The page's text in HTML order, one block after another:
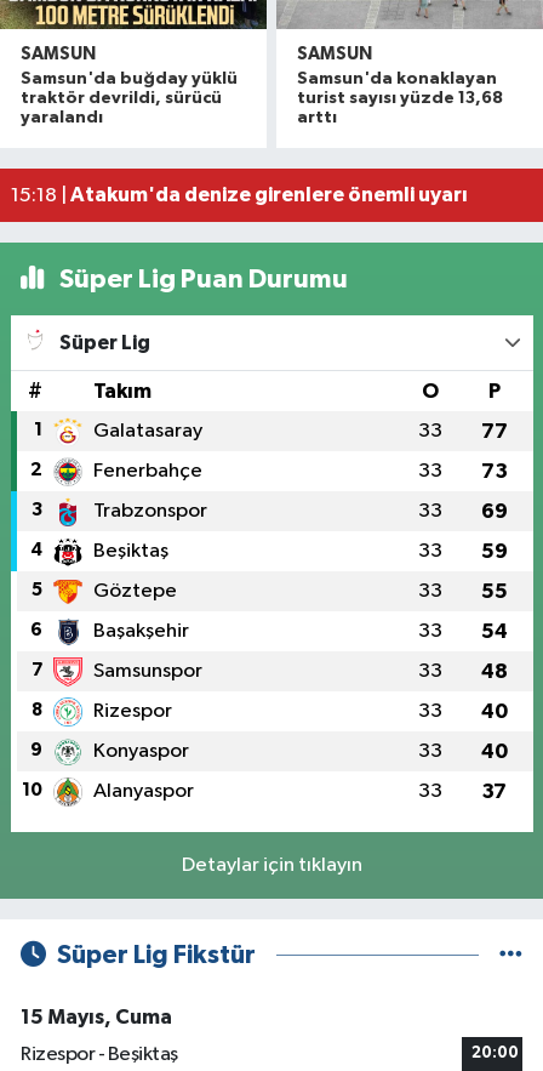
SAMSUN
Samsun'da buğday yüklü
traktör devrildi, sürücü
yaralandı
SAMSUN
Samsun'da konaklayan
turist sayısı yüzde 13,68
arttı
19:58 |Havza'da 11 yıl 8 ay hapis cezasıyla aranan
16:49 |Dron saldırısına uğrayan geminin içi
16:40 | Samsunspor’dan Kasımpaşa karşısında ilk
15:18 | Atakum'da denize girenlere önemli uyarı
Süper Lig Puan Durumu
Süper Lig
# Takım O P
1 Galatasaray 33 77
2 Fenerbahçe 33 73
3 Trabzonspor 33 69
4 Beşiktaş 33 59
5 Göztepe 33 55
6 Başakşehir 33 54
7 Samsunspor 33 48
8 Rizespor 33 40
9 Konyaspor 33 40
10 Alanyaspor 33 37
Detaylar için tıklayın
Süper Lig Fikstür
15 Mayıs, Cuma
Rizespor - Beşiktaş
20:00